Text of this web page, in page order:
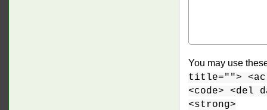
You may use
title="">
<code> <del
<strong>